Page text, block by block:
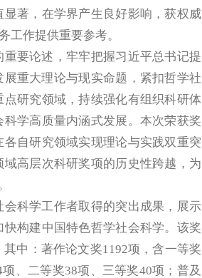
著，在学界产生良好影响，获权威
工作提供重要参考。
要论述，牢牢把握习近平总书记提
重大理论与现实命题，紧扣哲学社
研究领域，持续强化有组织科研体
学高质量内涵式发展。本次荣获奖
自研究领域实现理论与实践双重突
高层次科研奖项的历史性跨越，为
科学工作者取得的突出成果，展示
构建中国特色哲学社会科学。该奖
中：著作论文奖1192项，含一等奖
、二等奖38项、三等奖40项；普及